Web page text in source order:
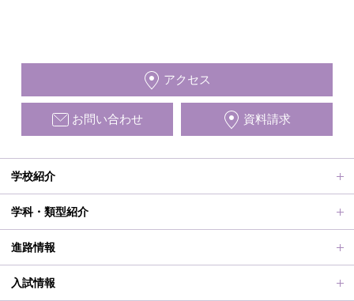
アクセス
お問い合わせ 資料請求
学校紹介
ごあいさつ、沿革
動画で見る学校案内、SUMIRE100-Fes
施設紹介
学科・類型紹介
普通科Ⅱ類
普通科Ⅰ類
進路情報
進路サポート
入試情報